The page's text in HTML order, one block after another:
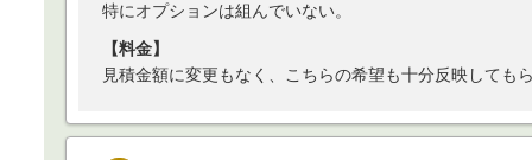
特にオプションは組んでいない。
【料金】
見積金額に変更もなく、こちらの希望も十分反映しても